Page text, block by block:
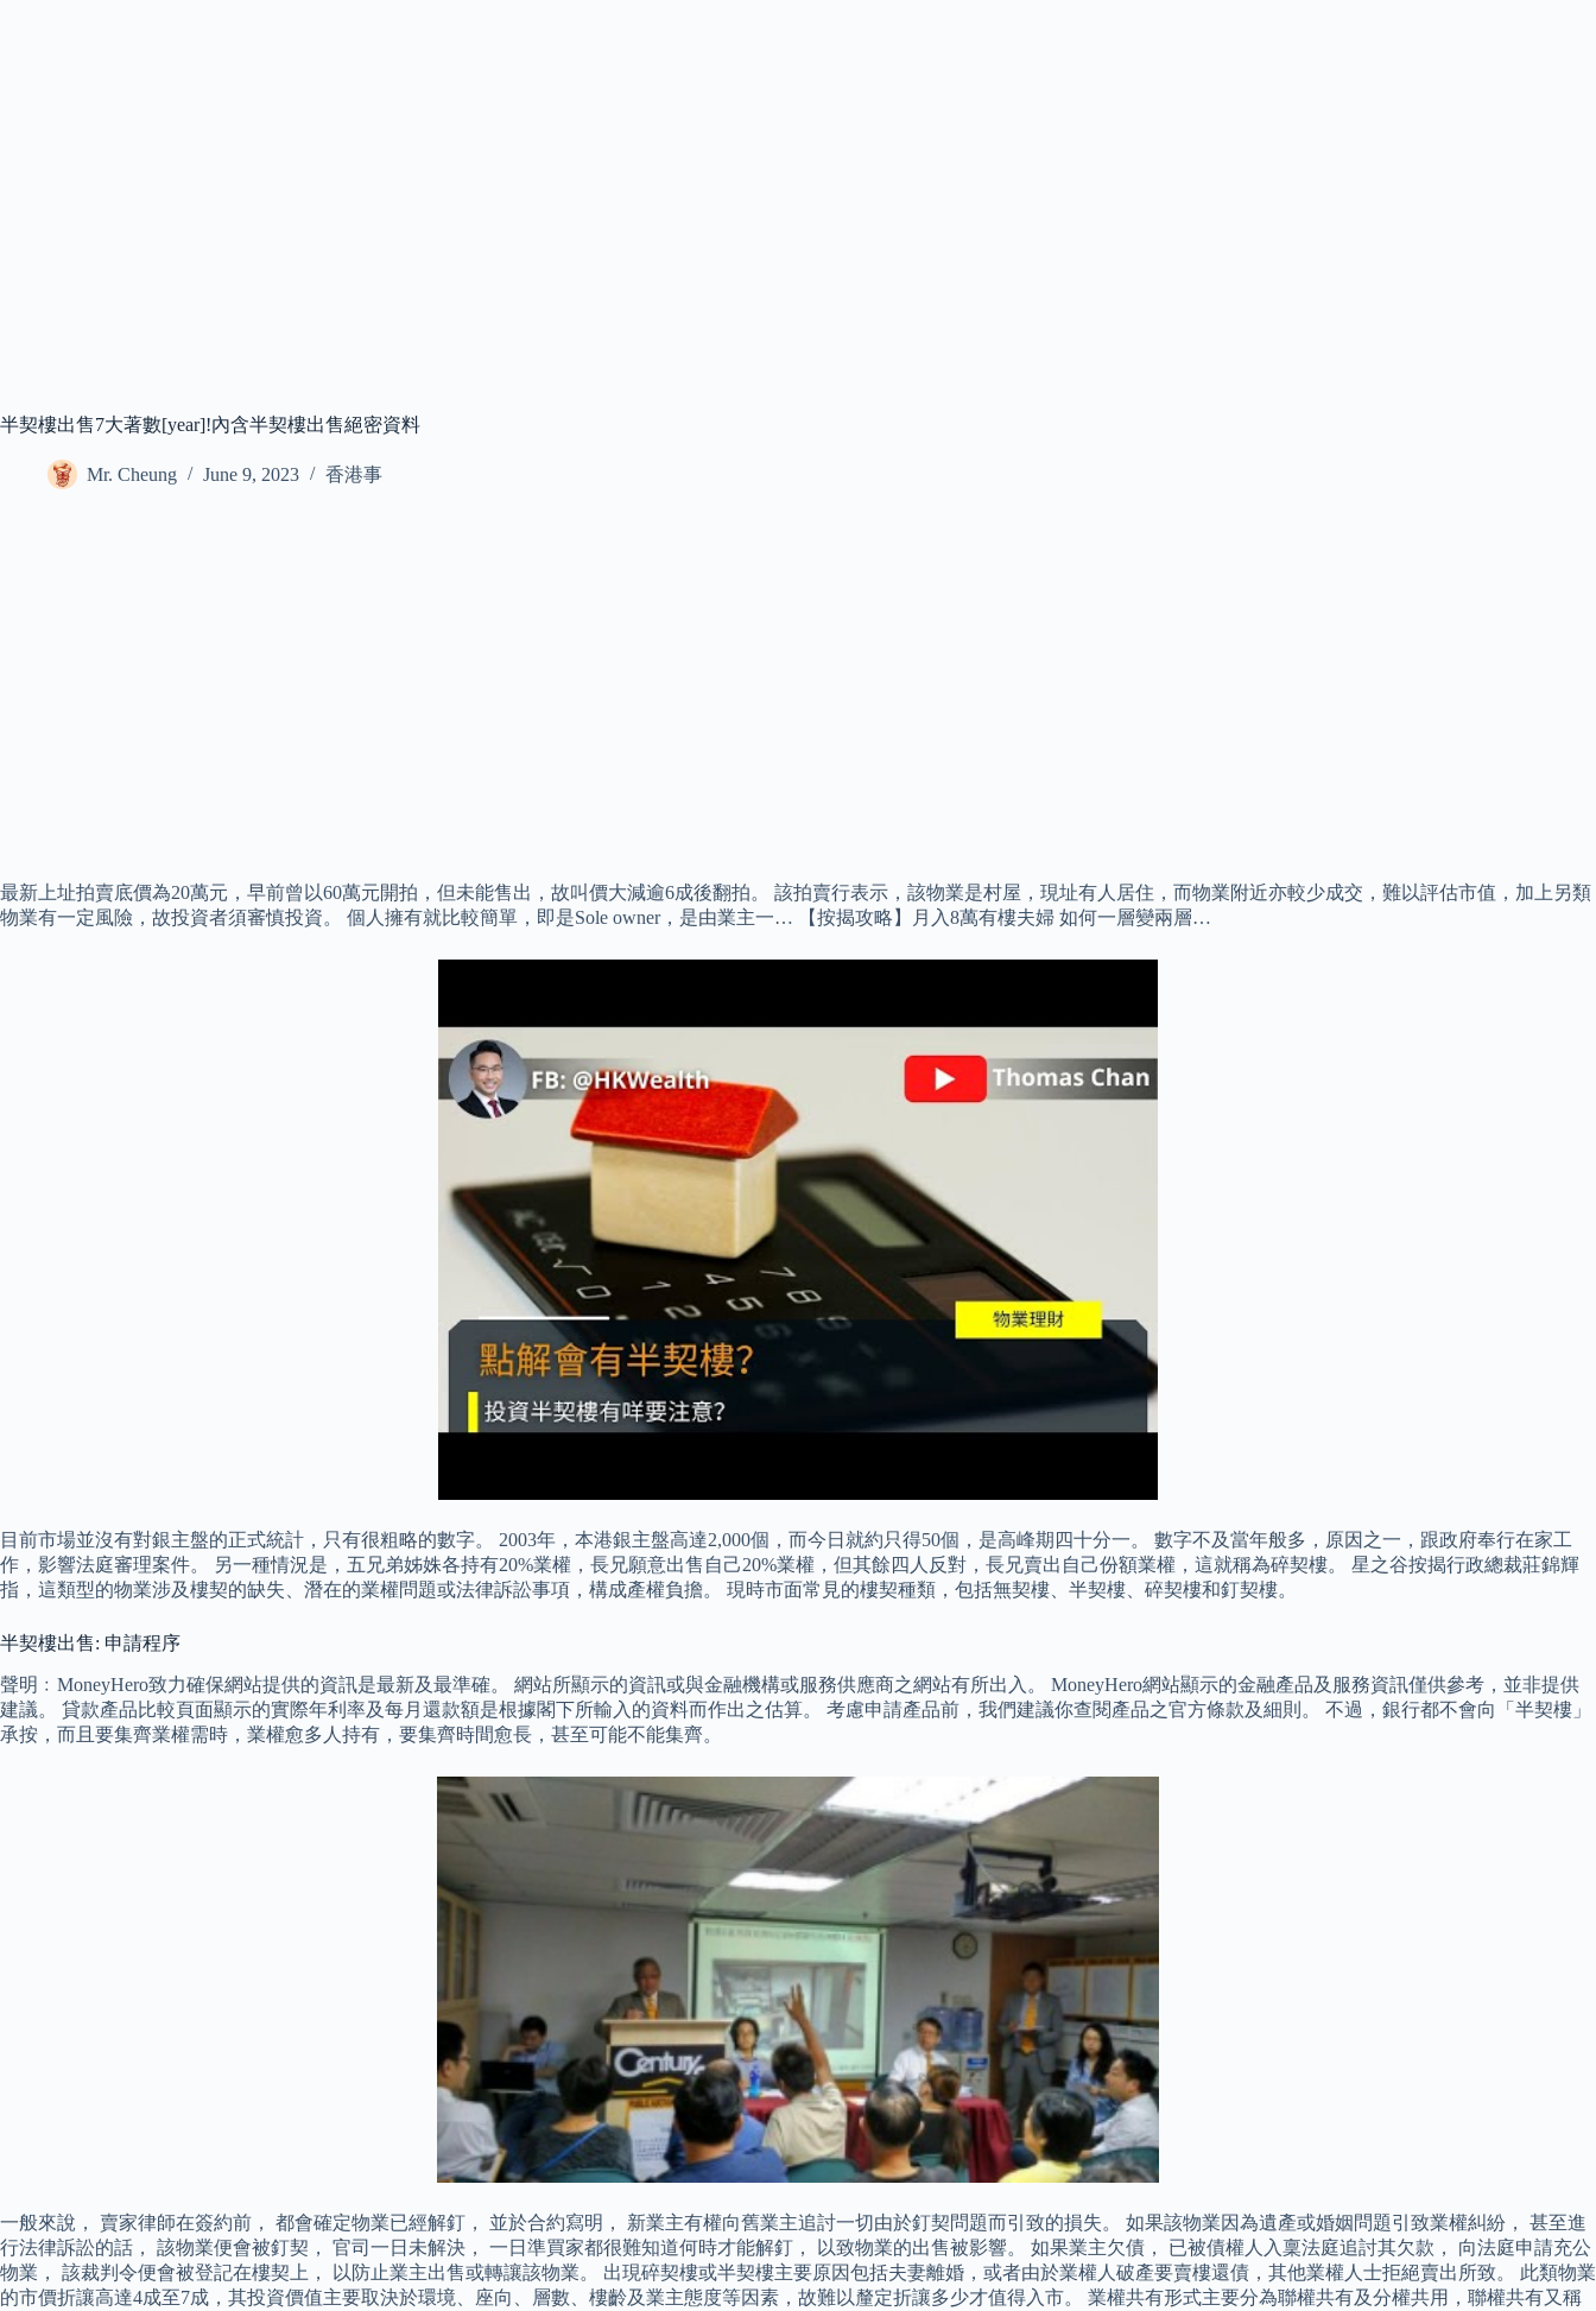
半契樓出售7大著數[year]!內含半契樓出售絕密資料
Mr. Cheung June 9, 2023 香港事
最新上址拍賣底價為20萬元，早前曾以60萬元開拍，但未能售出，故叫價大減逾6成後翻拍。 該拍賣行表示，該物業是村屋，現址有人居住，而物業附近亦較少成交，難以評估市值，加上另類
物業有一定風險，故投資者須審慎投資。 個人擁有就比較簡單，即是Sole owner，是由業主一… 【按揭攻略】月入8萬有樓夫婦 如何一層變兩層…
目前市場並沒有對銀主盤的正式統計，只有很粗略的數字。 2003年，本港銀主盤高達2,000個，而今日就約只得50個，是高峰期四十分一。 數字不及當年般多，原因之一，跟政府奉行在家工
作，影響法庭審理案件。 另一種情況是，五兄弟姊姝各持有20%業權，長兄願意出售自己20%業權，但其餘四人反對，長兄賣出自己份額業權，這就稱為碎契樓。 星之谷按揭行政總裁莊錦輝
指，這類型的物業涉及樓契的缺失、潛在的業權問題或法律訴訟事項，構成產權負擔。 現時市面常見的樓契種類，包括無契樓、半契樓、碎契樓和釘契樓。
半契樓出售: 申請程序
聲明﹕MoneyHero致力確保網站提供的資訊是最新及最準確。 網站所顯示的資訊或與金融機構或服務供應商之網站有所出入。 MoneyHero網站顯示的金融產品及服務資訊僅供參考，並非提供
建議。 貸款產品比較頁面顯示的實際年利率及每月還款額是根據閣下所輸入的資料而作出之估算。 考慮申請產品前，我們建議你查閱產品之官方條款及細則。 不過，銀行都不會向「半契樓」
承按，而且要集齊業權需時，業權愈多人持有，要集齊時間愈長，甚至可能不能集齊。
一般來說， 賣家律師在簽約前， 都會確定物業已經解釘， 並於合約寫明， 新業主有權向舊業主追討一切由於釘契問題而引致的損失。 如果該物業因為遺產或婚姻問題引致業權糾紛， 甚至進
行法律訴訟的話， 該物業便會被釘契， 官司一日未解決， 一日準買家都很難知道何時才能解釘， 以致物業的出售被影響。 如果業主欠債， 已被債權人入稟法庭追討其欠款， 向法庭申請充公
物業， 該裁判令便會被登記在樓契上， 以防止業主出售或轉讓該物業。 出現碎契樓或半契樓主要原因包括夫妻離婚，或者由於業權人破產要賣樓還債，其他業權人士拒絕賣出所致。 此類物業
的市價折讓高達4成至7成，其投資價值主要取決於環境、座向、層數、樓齡及業主態度等因素，故難以釐定折讓多少才值得入市。 業權共有形式主要分為聯權共有及分權共用，聯權共有又稱